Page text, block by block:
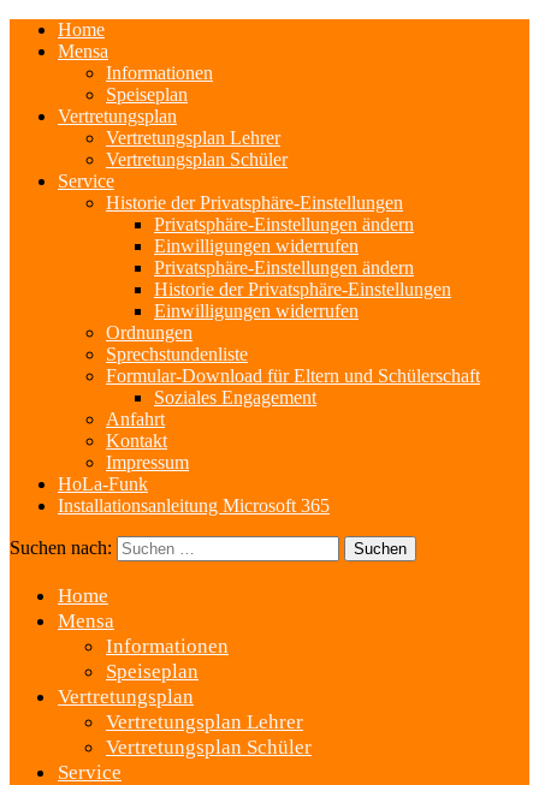
Home
Mensa
Informationen
Speiseplan
Vertretungsplan
Vertretungsplan Lehrer
Vertretungsplan Schüler
Service
Historie der Privatsphäre-Einstellungen
Privatsphäre-Einstellungen ändern
Einwilligungen widerrufen
Privatsphäre-Einstellungen ändern
Historie der Privatsphäre-Einstellungen
Einwilligungen widerrufen
Ordnungen
Sprechstundenliste
Formular-Download für Eltern und Schülerschaft
Soziales Engagement
Anfahrt
Kontakt
Impressum
HoLa-Funk
Installationsanleitung Microsoft 365
Suchen nach:
Home
Mensa
Informationen
Speiseplan
Vertretungsplan
Vertretungsplan Lehrer
Vertretungsplan Schüler
Service